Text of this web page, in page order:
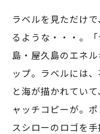
ラベルを見ただけ
るような・・・。
島・屋久島のエネ
ップ。ラベルには
と海が描かれてい
ャッチコピーが。
スシローのロゴを